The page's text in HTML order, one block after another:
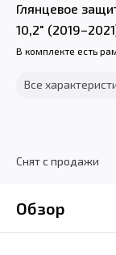
Глянцевое
10,2"
В комплекте есть
Все
Снят с продажи
Обзор